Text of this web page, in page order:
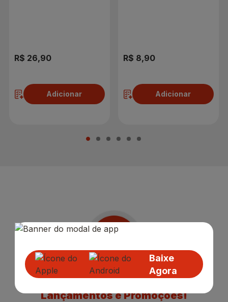
R$ 26,90
Adicionar
R$ 8,90
Adicionar
Baixe
Agora
Receba nossasNovidades,
Lançamentos e Promoções!